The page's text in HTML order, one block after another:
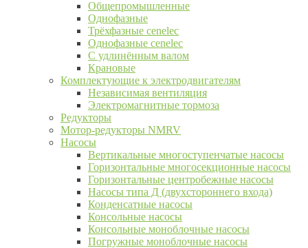
Общепромышленные
Однофазные
Трёхфазные cenelec
Однофазные cenelec
С удлинённым валом
Крановые
Комплектующие к электродвигателям
Независимая вентиляция
Электромагнитные тормоза
Редукторы
Мотор-редукторы NMRV
Насосы
Вертикальные многоступенчатые насосы
Горизонтальные многосекционные насосы
Горизонтальные центробежные насосы
Насосы типа Д (двухстороннего входа)
Конденсатные насосы
Консольные насосы
Консольные моноблочные насосы
Погружные моноблочные насосы